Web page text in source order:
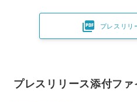
 プレスリリ
プレスリリース添付ファ